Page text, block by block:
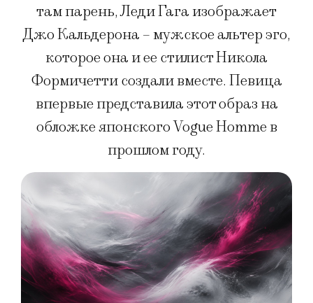
там парень, Леди Гага изображает
Джо Кальдерона – мужское альтер эго,
которое она и ее стилист Никола
Формичетти создали вместе. Певица
впервые представила этот образ на
обложке японского Vogue Homme в
прошлом году.